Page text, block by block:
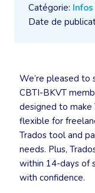
Catégorie:
Date de
We’re pleased to
CBTI-BKVT
designed to make
flexible for
Trados tool and
needs. Plus,
within 14-days of
with confidence.